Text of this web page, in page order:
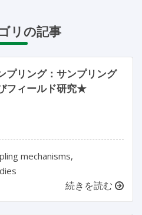
リの記事
プリング：サンプリング
フィールド研究★
mechanisms,
続きを読む